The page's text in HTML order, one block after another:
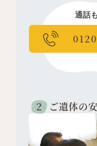
通話
ご遺体の安